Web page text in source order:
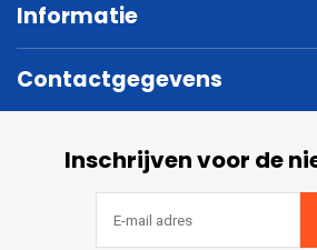
Informatie
Contactgegevens
Inschrijven voor de